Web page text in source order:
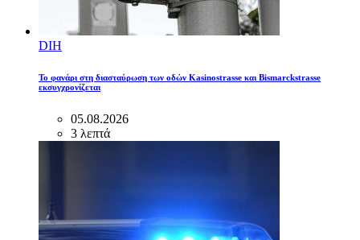
DIH
Το φανάρι στη διασταύρωση των οδών Kasinostrasse και Bismarckstrasse
εκσυγχρονίζεται
05.08.2026
3 λεπτά